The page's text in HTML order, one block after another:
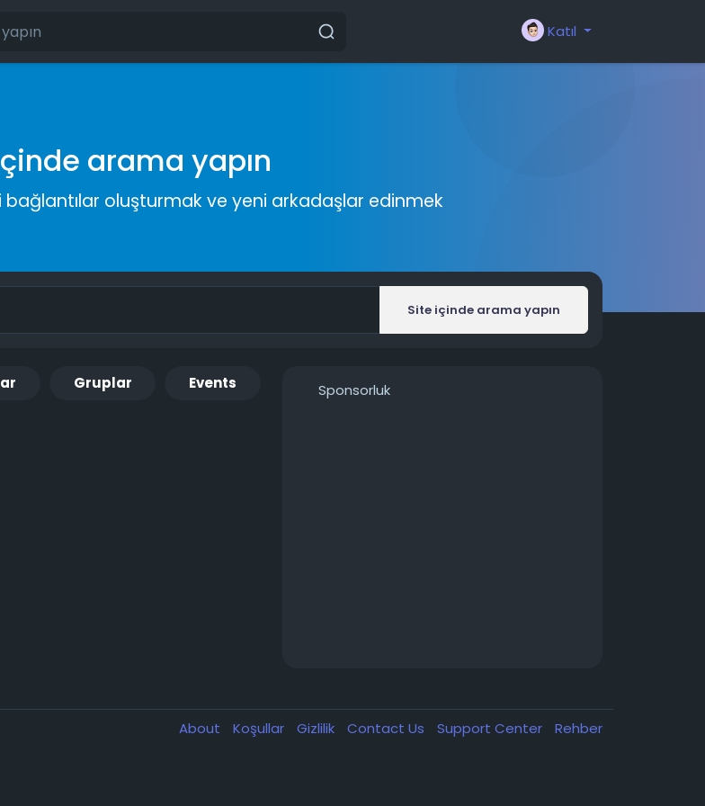
Katıl
arama yapın
bağlantılar oluşturmak ve yeni arkadaşlar edinmek
Site içinde arama yapın
Gruplar Events Sponsorluk
About Koşullar Gizlilik Contact Us Support Center Rehber